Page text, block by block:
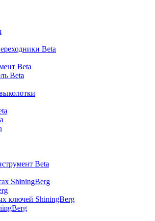
Beta
Beta
Beta
Beta
ShiningBerg
ключей ShiningBerg